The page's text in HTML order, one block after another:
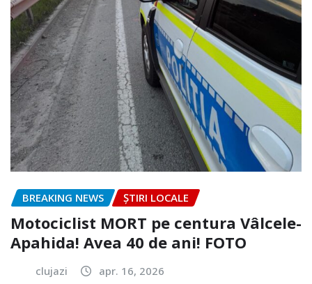
BREAKING NEWS ȘTIRI LOCALE
Motociclist MORT pe centura Vâlcele-
Apahida! Avea 40 de ani! FOTO
clujazi apr. 16, 2026